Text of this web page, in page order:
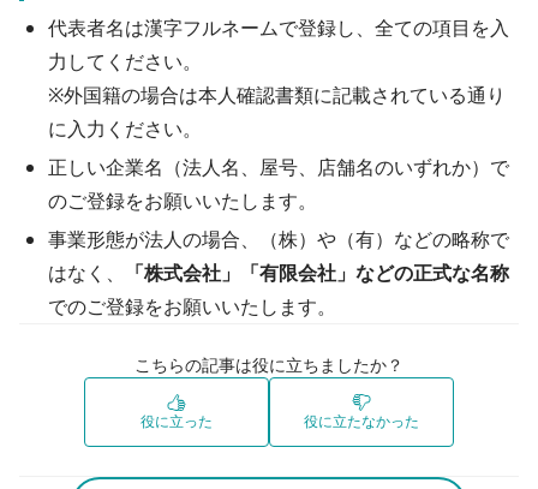
代表者名は漢字フルネームで登録し、全ての項目を入
力してください。
※外国籍の場合は本人確認書類に記載されている通り
に入力ください。
正しい企業名（法人名、屋号、店舗名のいずれか）で
のご登録をお願いいたします。
事業形態が法人の場合、（株）や（有）などの略称で
はなく、
「株式会社」「有限会社」などの正式な名称
でのご登録をお願いいたします。
こちらの記事は役に立ちましたか？
役に立った 役に立たなかった